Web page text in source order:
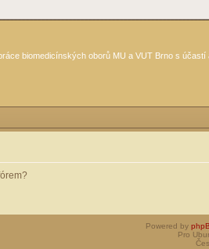
biomedicínských oborů MU a VUT Brno s
Powered by
Pro